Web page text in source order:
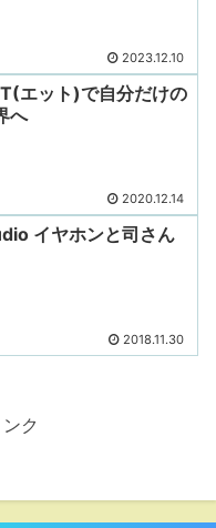
2023.12.10
エット)で自分だけの
へ
2020.12.14
イヤホンと司さん
2018.11.30
ク